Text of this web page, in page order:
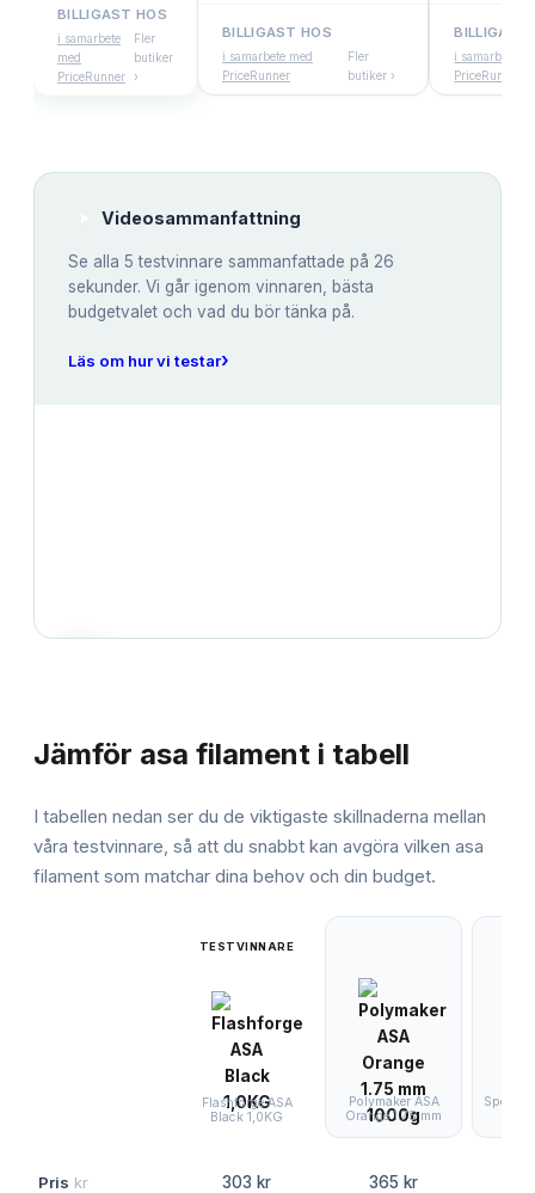
BILLIGAST HOS
i samarbete
med
PriceRunner
Fler
butiker
›
BILLIGAST HOS
i samarbete med
PriceRunner
Fler
butiker ›
BILLIGAST
i samarbete
PriceRunner
Videosammanfattning
Se alla 5 testvinnare sammanfattade på 26
sekunder. Vi går igenom vinnaren, bästa
budgetvalet och vad du bör tänka på.
Läs om hur vi testar›
Jämför asa filament i tabell
I tabellen nedan ser du de viktigaste skillnaderna mellan
våra testvinnare, så att du snabbt kan avgöra vilken asa
filament som matchar dina behov och din budget.
TESTVINNARE
Flashforge ASA
Black 1,0KG
Polymaker ASA
Orange 1.75 mm
Pris kr 303 kr 365 kr